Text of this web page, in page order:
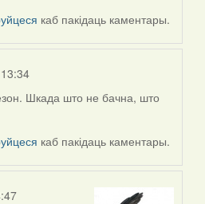
каб пакідаць каментары.
Шкада што не бачна, што
каб пакідаць каментары.